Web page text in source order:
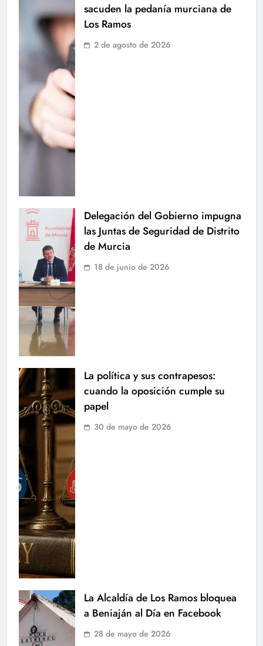
sacuden la pedanía murciana de
Los Ramos
2 de agosto de 2026
Delegación del Gobierno impugna
las Juntas de Seguridad de Distrito
de Murcia
18 de junio de 2026
La política y sus contrapesos:
cuando la oposición cumple su
papel
30 de mayo de 2026
La Alcaldía de Los Ramos bloquea
a Beniaján al Día en Facebook
28 de mayo de 2026